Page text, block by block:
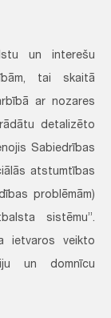
un interešu
tai skaitā
ar nozares
detalizēto
Sabiedrības
atstumtības
problēmām)
sistēmu”.
ietvaros veikto
un domnīcu